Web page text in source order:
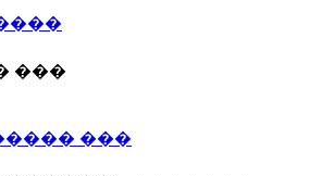
���
���